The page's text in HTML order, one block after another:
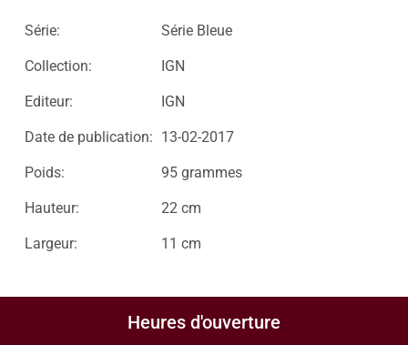
Série: Série Bleue
Collection: IGN
Editeur: IGN
Date de publication: 13-02-2017
Poids: 95 grammes
Hauteur: 22 cm
Largeur: 11 cm
Heures d'ouverture